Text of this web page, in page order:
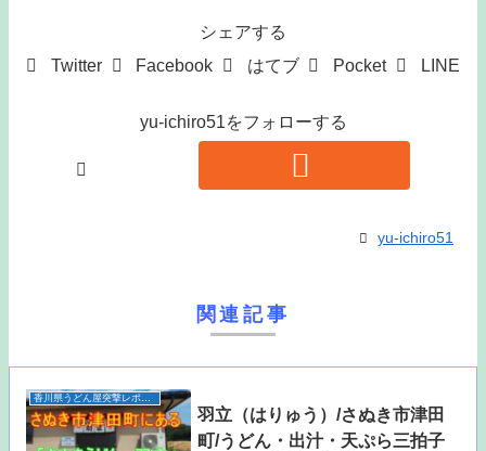
シェアする
Twitter
Facebook はてブ Pocket LINE
yu-ichiro51をフォローする
yu-ichiro51
関連記事
香川県うどん屋突撃レポート
羽立（はりゅう）/さぬき市津田
町/うどん・出汁・天ぷら三拍子